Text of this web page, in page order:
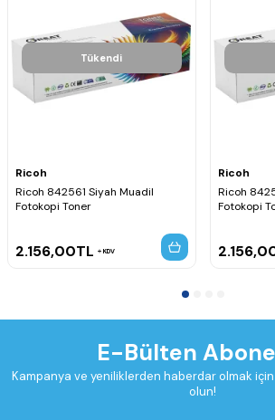
Tükendi
Ricoh
Ricoh 842561 Siyah Muadil
Fotokopi Toner
2.156,00TL KDV
Ricoh
Ricoh
Fotokopi
E-Bülten
Kampanya ve yeniliklerden haberdar olmak
olun!